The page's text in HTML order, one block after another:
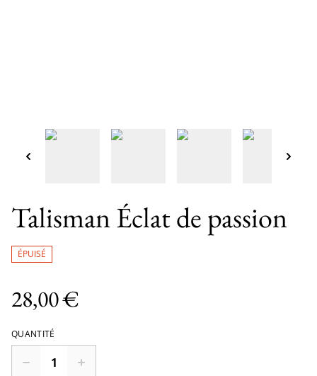
Talisman Éclat de passion
ÉPUISÉ
28,00 €
QUANTITÉ